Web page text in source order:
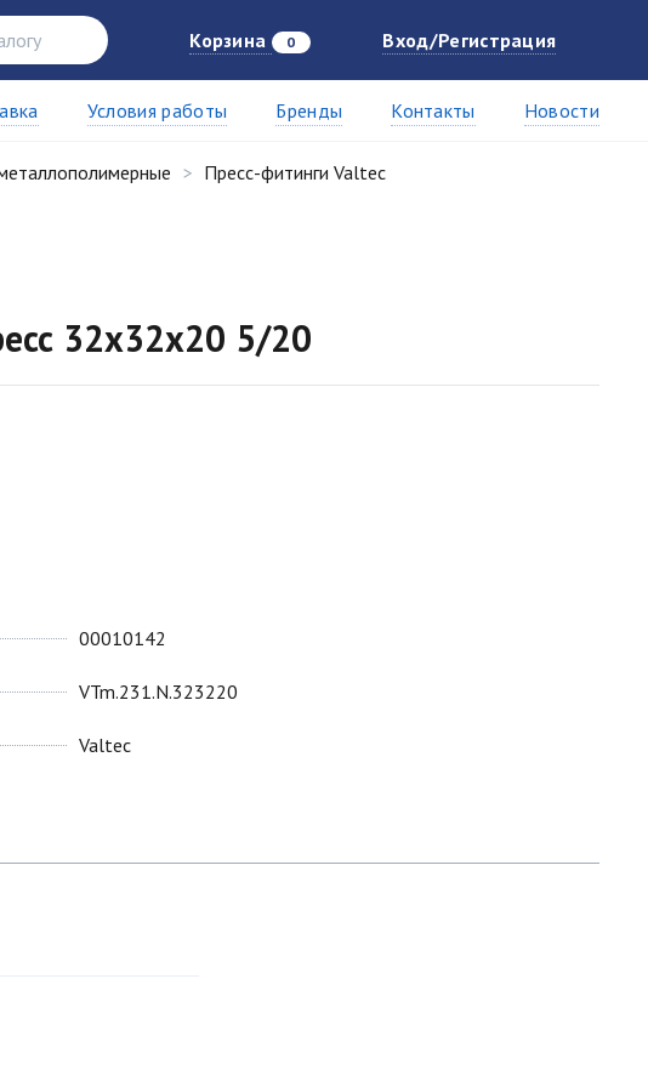
Корзина 0 Вход/Регистрация
Условия работы Бренды Контакты Новости
Пресс-фитинги Valtec
32х32х20 5/20
00010142
VTm.231.N.323220
Valtec